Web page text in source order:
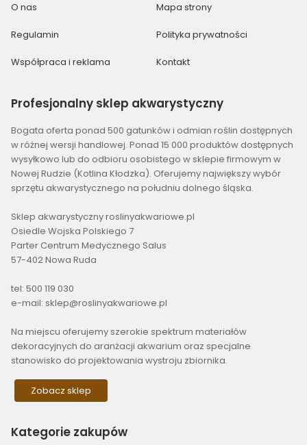
O nas Mapa strony
Regulamin Polityka prywatności
Współpraca i reklama Kontakt
Profesjonalny sklep akwarystyczny
Bogata oferta ponad 500 gatunków i odmian roślin dostępnych
w różnej wersji handlowej. Ponad 15 000 produktów dostępnych
wysyłkowo lub do odbioru osobistego w sklepie firmowym w
Nowej Rudzie (Kotlina Kłodzka). Oferujemy największy wybór
sprzętu akwarystycznego na południu dolnego śląska.
Sklep akwarystyczny roslinyakwariowe.pl
Osiedle Wojska Polskiego 7
Parter Centrum Medycznego Salus
57-402 Nowa Ruda
tel: 500 119 030
e-mail: sklep@roslinyakwariowe.pl
Na miejscu oferujemy szerokie spektrum materiałów
dekoracyjnych do aranżacji akwarium oraz specjalne
stanowisko do projektowania wystroju zbiornika.
Zobacz sklep
Kategorie zakupów